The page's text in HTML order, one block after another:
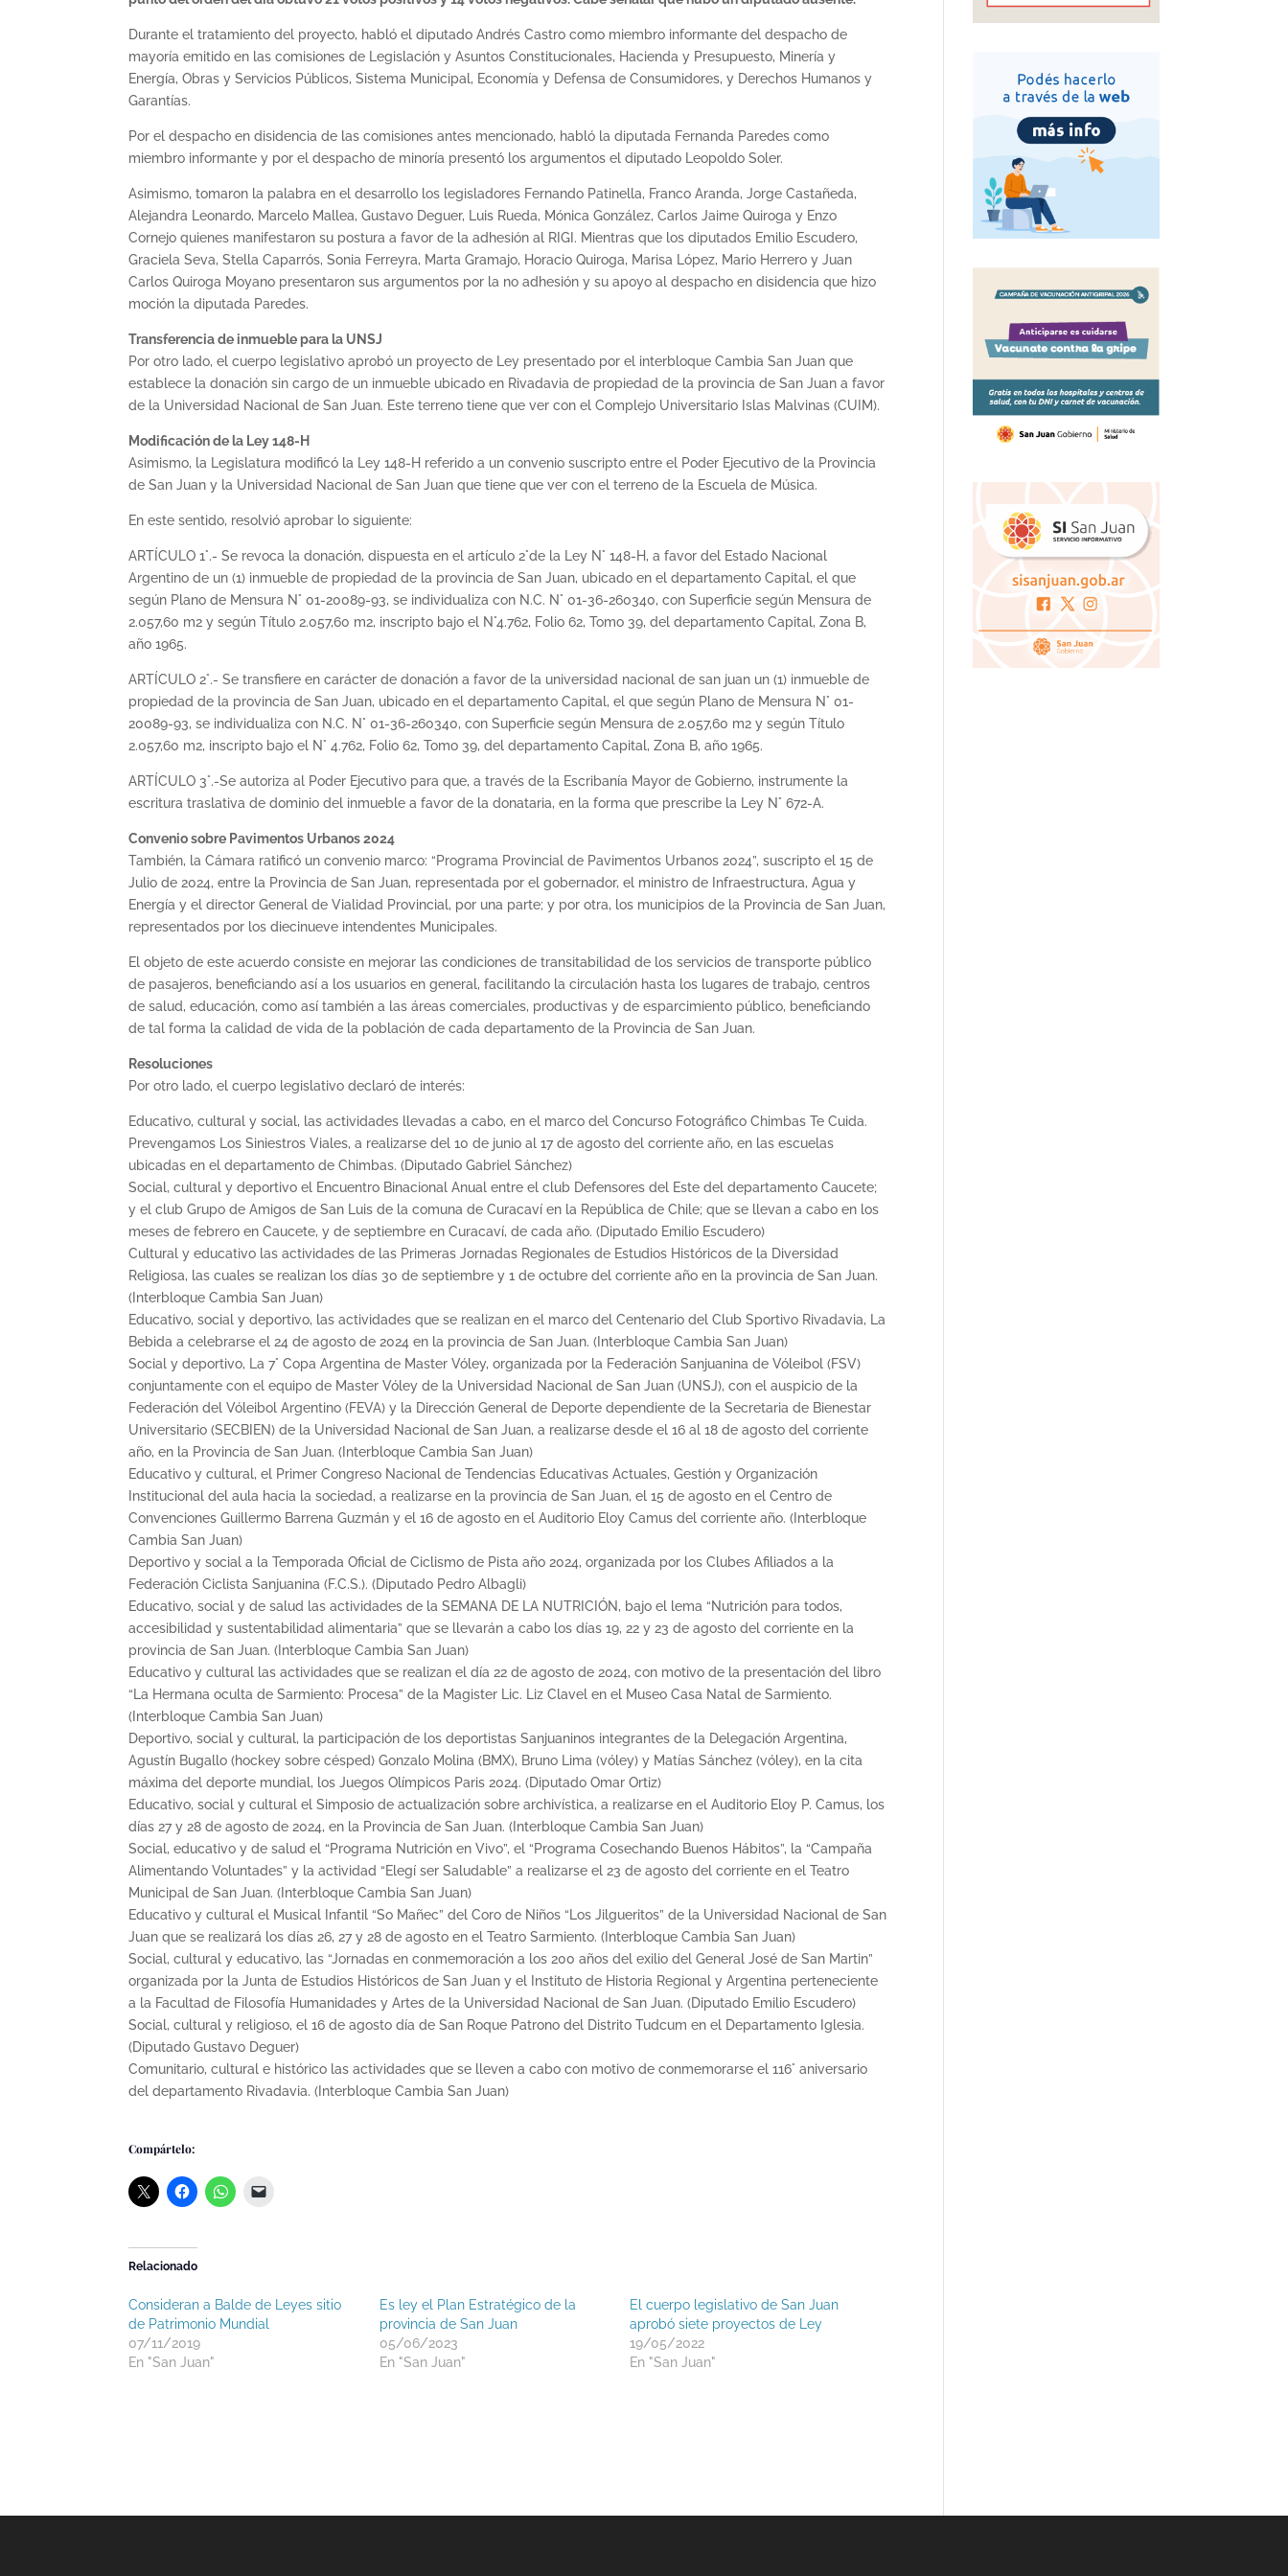
Durante el tratamiento del proyecto, habló el diputado Andrés Castro como miembro informante del despacho de
mayoría emitido en las comisiones de Legislación y Asuntos Constitucionales, Hacienda y Presupuesto, Minería y
Energía, Obras y Servicios Públicos, Sistema Municipal, Economía y Defensa de Consumidores, y Derechos Humanos y
Garantías.
Por el despacho en disidencia de las comisiones antes mencionado, habló la diputada Fernanda Paredes como
miembro informante y por el despacho de minoría presentó los argumentos el diputado Leopoldo Soler.
Asimismo, tomaron la palabra en el desarrollo los legisladores Fernando Patinella, Franco Aranda, Jorge Castañeda,
Alejandra Leonardo, Marcelo Mallea, Gustavo Deguer, Luis Rueda, Mónica González, Carlos Jaime Quiroga y Enzo
Cornejo quienes manifestaron su postura a favor de la adhesión al RIGI. Mientras que los diputados Emilio Escudero,
Graciela Seva, Stella Caparrós, Sonia Ferreyra, Marta Gramajo, Horacio Quiroga, Marisa López, Mario Herrero y Juan
Carlos Quiroga Moyano presentaron sus argumentos por la no adhesión y su apoyo al despacho en disidencia que hizo
moción la diputada Paredes.
Transferencia de inmueble para la UNSJ
Por otro lado, el cuerpo legislativo aprobó un proyecto de Ley presentado por el interbloque Cambia San Juan que
establece la donación sin cargo de un inmueble ubicado en Rivadavia de propiedad de la provincia de San Juan a favor
de la Universidad Nacional de San Juan. Este terreno tiene que ver con el Complejo Universitario Islas Malvinas (CUIM).
Modificación de la Ley 148-H
Asimismo, la Legislatura modificó la Ley 148-H referido a un convenio suscripto entre el Poder Ejecutivo de la Provincia
de San Juan y la Universidad Nacional de San Juan que tiene que ver con el terreno de la Escuela de Música.
En este sentido, resolvió aprobar lo siguiente:
ARTÍCULO 1°.- Se revoca la donación, dispuesta en el artículo 2°de la Ley N° 148-H, a favor del Estado Nacional
Argentino de un (1) inmueble de propiedad de la provincia de San Juan, ubicado en el departamento Capital, el que
según Plano de Mensura N° 01-20089-93, se individualiza con N.C. N° 01-36-260340, con Superficie según Mensura de
2.057,60 m2 y según Título 2.057,60 m2, inscripto bajo el N°4.762, Folio 62, Tomo 39, del departamento Capital, Zona B,
año 1965.
ARTÍCULO 2°.- Se transfiere en carácter de donación a favor de la universidad nacional de san juan un (1) inmueble de
propiedad de la provincia de San Juan, ubicado en el departamento Capital, el que según Plano de Mensura N° 01-
20089-93, se individualiza con N.C. N° 01-36-260340, con Superficie según Mensura de 2.057,60 m2 y según Título
2.057,60 m2, inscripto bajo el N° 4.762, Folio 62, Tomo 39, del departamento Capital, Zona B, año 1965.
ARTÍCULO 3°.-Se autoriza al Poder Ejecutivo para que, a través de la Escribanía Mayor de Gobierno, instrumente la
escritura traslativa de dominio del inmueble a favor de la donataria, en la forma que prescribe la Ley N° 672-A.
Convenio sobre Pavimentos Urbanos 2024
También, la Cámara ratificó un convenio marco: “Programa Provincial de Pavimentos Urbanos 2024”, suscripto el 15 de
Julio de 2024, entre la Provincia de San Juan, representada por el gobernador, el ministro de Infraestructura, Agua y
Energía y el director General de Vialidad Provincial, por una parte; y por otra, los municipios de la Provincia de San Juan,
representados por los diecinueve intendentes Municipales.
El objeto de este acuerdo consiste en mejorar las condiciones de transitabilidad de los servicios de transporte público
de pasajeros, beneficiando así a los usuarios en general, facilitando la circulación hasta los lugares de trabajo, centros
de salud, educación, como así también a las áreas comerciales, productivas y de esparcimiento público, beneficiando
de tal forma la calidad de vida de la población de cada departamento de la Provincia de San Juan.
Resoluciones
Por otro lado, el cuerpo legislativo declaró de interés:
Educativo, cultural y social, las actividades llevadas a cabo, en el marco del Concurso Fotográfico Chimbas Te Cuida.
Prevengamos Los Siniestros Viales, a realizarse del 10 de junio al 17 de agosto del corriente año, en las escuelas
ubicadas en el departamento de Chimbas. (Diputado Gabriel Sánchez)
Social, cultural y deportivo el Encuentro Binacional Anual entre el club Defensores del Este del departamento Caucete;
y el club Grupo de Amigos de San Luis de la comuna de Curacaví en la República de Chile; que se llevan a cabo en los
meses de febrero en Caucete, y de septiembre en Curacaví, de cada año. (Diputado Emilio Escudero)
Cultural y educativo las actividades de las Primeras Jornadas Regionales de Estudios Históricos de la Diversidad
Religiosa, las cuales se realizan los días 30 de septiembre y 1 de octubre del corriente año en la provincia de San Juan.
(Interbloque Cambia San Juan)
Educativo, social y deportivo, las actividades que se realizan en el marco del Centenario del Club Sportivo Rivadavia, La
Bebida a celebrarse el 24 de agosto de 2024 en la provincia de San Juan. (Interbloque Cambia San Juan)
Social y deportivo, La 7° Copa Argentina de Master Vóley, organizada por la Federación Sanjuanina de Vóleibol (FSV)
conjuntamente con el equipo de Master Vóley de la Universidad Nacional de San Juan (UNSJ), con el auspicio de la
Federación del Vóleibol Argentino (FEVA) y la Dirección General de Deporte dependiente de la Secretaria de Bienestar
Universitario (SECBIEN) de la Universidad Nacional de San Juan, a realizarse desde el 16 al 18 de agosto del corriente
año, en la Provincia de San Juan. (Interbloque Cambia San Juan)
Educativo y cultural, el Primer Congreso Nacional de Tendencias Educativas Actuales, Gestión y Organización
Institucional del aula hacia la sociedad, a realizarse en la provincia de San Juan, el 15 de agosto en el Centro de
Convenciones Guillermo Barrena Guzmán y el 16 de agosto en el Auditorio Eloy Camus del corriente año. (Interbloque
Cambia San Juan)
Deportivo y social a la Temporada Oficial de Ciclismo de Pista año 2024, organizada por los Clubes Afiliados a la
Federación Ciclista Sanjuanina (F.C.S.). (Diputado Pedro Albagli)
Educativo, social y de salud las actividades de la SEMANA DE LA NUTRICIÓN, bajo el lema “Nutrición para todos,
accesibilidad y sustentabilidad alimentaria” que se llevarán a cabo los días 19, 22 y 23 de agosto del corriente en la
provincia de San Juan. (Interbloque Cambia San Juan)
Educativo y cultural las actividades que se realizan el día 22 de agosto de 2024, con motivo de la presentación del libro
“La Hermana oculta de Sarmiento: Procesa” de la Magister Lic. Liz Clavel en el Museo Casa Natal de Sarmiento.
(Interbloque Cambia San Juan)
Deportivo, social y cultural, la participación de los deportistas Sanjuaninos integrantes de la Delegación Argentina,
Agustín Bugallo (hockey sobre césped) Gonzalo Molina (BMX), Bruno Lima (vóley) y Matías Sánchez (vóley), en la cita
máxima del deporte mundial, los Juegos Olímpicos Paris 2024. (Diputado Omar Ortiz)
Educativo, social y cultural el Simposio de actualización sobre archivística, a realizarse en el Auditorio Eloy P. Camus, los
días 27 y 28 de agosto de 2024, en la Provincia de San Juan. (Interbloque Cambia San Juan)
Social, educativo y de salud el “Programa Nutrición en Vivo”, el “Programa Cosechando Buenos Hábitos”, la “Campaña
Alimentando Voluntades” y la actividad “Elegí ser Saludable” a realizarse el 23 de agosto del corriente en el Teatro
Municipal de San Juan. (Interbloque Cambia San Juan)
Educativo y cultural el Musical Infantil “So Mañec” del Coro de Niños “Los Jilgueritos” de la Universidad Nacional de San
Juan que se realizará los días 26, 27 y 28 de agosto en el Teatro Sarmiento. (Interbloque Cambia San Juan)
Social, cultural y educativo, las “Jornadas en conmemoración a los 200 años del exilio del General José de San Martin”
organizada por la Junta de Estudios Históricos de San Juan y el Instituto de Historia Regional y Argentina perteneciente
a la Facultad de Filosofía Humanidades y Artes de la Universidad Nacional de San Juan. (Diputado Emilio Escudero)
Social, cultural y religioso, el 16 de agosto día de San Roque Patrono del Distrito Tudcum en el Departamento Iglesia.
(Diputado Gustavo Deguer)
Comunitario, cultural e histórico las actividades que se lleven a cabo con motivo de conmemorarse el 116° aniversario
del departamento Rivadavia. (Interbloque Cambia San Juan)
Compártelo:
Relacionado
Consideran a Balde de Leyes sitio
de Patrimonio Mundial
07/11/2019
En "San Juan"
Es ley el Plan Estratégico de la
provincia de San Juan
05/06/2023
En "San Juan"
El cuerpo legislativo de San Juan
aprobó siete proyectos de Ley
19/05/2022
En "San Juan"